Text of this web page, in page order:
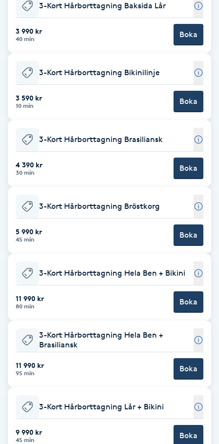
Friskvårdsmassage
Frisör
Funktionsanalys
Färgning
Föning
Gel naglar
Gelenaglar
Gellack med förstärkning
Gravidmassage
Gruppträning
Gua Sha-massage
Hatha Yoga
3-Kort Hårborttagning Baksida Lår
3 990 kr
40 min Boka
3-Kort Hårborttagning Bikinilinje
3 590 kr
10 min Boka
3-Kort Hårborttagning Brasiliansk
4 390 kr
30 min Boka
3-Kort Hårborttagning Bröstkorg
5 990 kr
45 min Boka
3-Kort Hårborttagning Hela Ben + Bikini
11 990 kr
80 min Boka
3-Kort Hårborttagning Hela Ben +
Brasiliansk
11 990 kr
95 min Boka
3-Kort Hårborttagning Lår + Bikini
9 990 kr
45 min Boka